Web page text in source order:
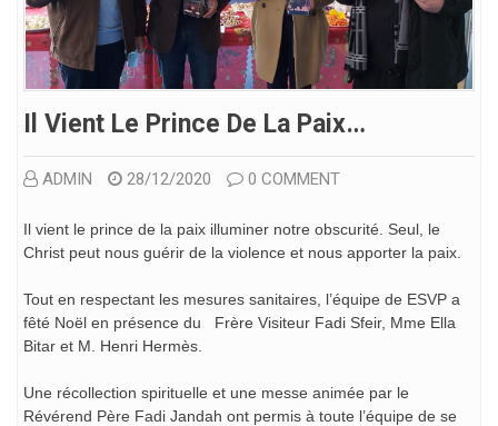
Il Vient Le Prince De La Paix…
ADMIN 28/12/2020 0 COMMENT
Il vient le prince de la paix illuminer notre obscurité. Seul, le
Christ peut nous guérir de la violence et nous apporter la paix.
Tout en respectant les mesures sanitaires, l’équipe de ESVP a
fêté Noël en présence du Frère Visiteur Fadi Sfeir, Mme Ella
Bitar et M. Henri Hermès.
Une récollection spirituelle et une messe animée par le
Révérend Père Fadi Jandah ont permis à toute l’équipe de se